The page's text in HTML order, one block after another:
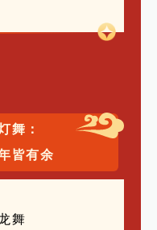
舞：
皆有余
舞